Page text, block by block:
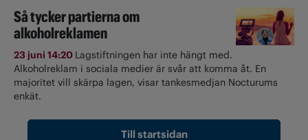
Så tycker partierna om
alkoholreklamen
23 juni 14:20 Lagstiftningen har inte hängt med.
Alkoholreklam i sociala medier är svår att komma åt. En
majoritet vill skärpa lagen, visar tankesmedjan Nocturums
enkät.
Till startsidan